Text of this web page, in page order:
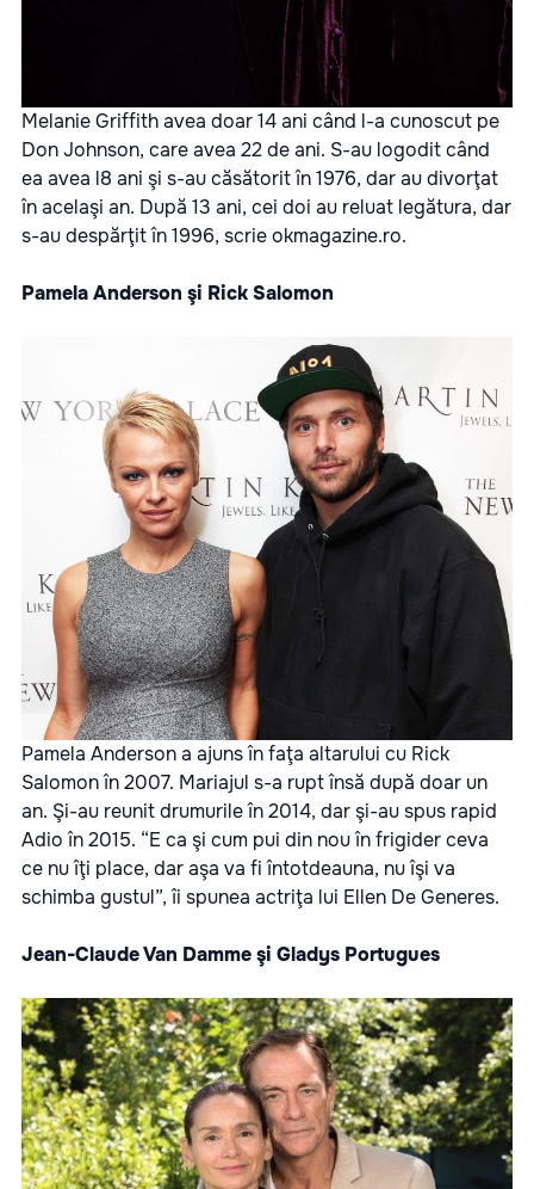
Melanie Griffith avea doar 14 ani când l-a cunoscut pe
Don Johnson, care avea 22 de ani. S-au logodit când
ea avea l8 ani şi s-au căsătorit în 1976, dar au divorţat
în acelaşi an. După 13 ani, cei doi au reluat legătura, dar
s-au despărţit în 1996, scrieokmagazine.ro.
Pamela Anderson şi Rick Salomon
Pamela Anderson a ajuns în faţa altarului cu Rick
Salomon în 2007. Mariajul s-a rupt însă după doar un
an. Şi-au reunit drumurile în 2014, dar şi-au spus rapid
Adio în 2015. “E ca şi cum pui din nou în frigider ceva
ce nu îţi place, dar aşa va fi întotdeauna, nu îşi va
schimba gustul”, îi spunea actriţa lui Ellen De Generes.
Jean-Claude Van Damme şi Gladys Portugues